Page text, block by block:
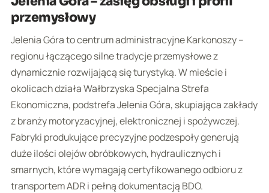
przemysłowy
Jelenia Góra to centrum administracyjne Karkonoszy –
regionu łączącego silne tradycje przemysłowe z
dynamicznie rozwijającą się turystyką. W mieście i
okolicach działa Wałbrzyska Specjalna Strefa
Ekonomiczna, podstrefa Jelenia Góra, skupiająca zakłady
z branży motoryzacyjnej, elektronicznej i spożywczej.
Fabryki produkujące precyzyjne podzespoły generują
duże ilości olejów obróbkowych, hydraulicznych i
smarnych, które wymagają certyfikowanego odbioru z
transportem ADR i pełną dokumentacją BDO.